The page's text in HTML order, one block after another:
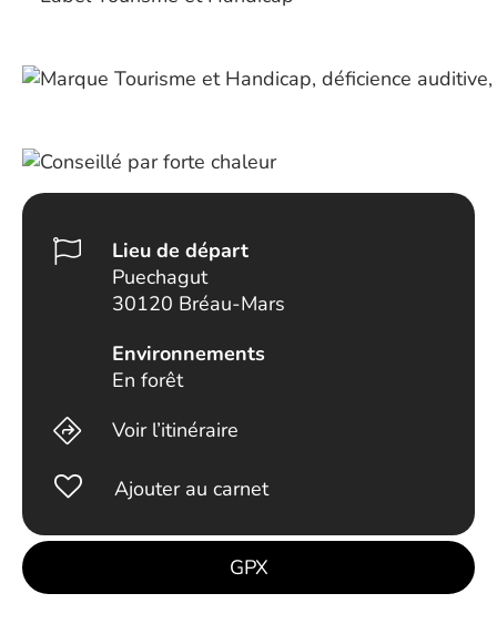
Lieu de départ
Puechagut
30120 Bréau-Mars
Environnements
En forêt
Voir l’itinéraire
Ajouter au carnet
GPX